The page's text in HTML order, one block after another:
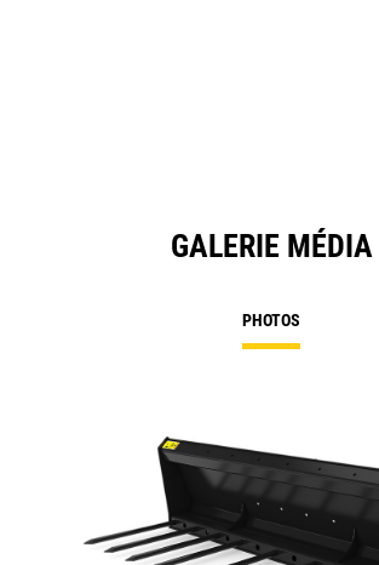
GALERIE MÉDIA
PHOTOS